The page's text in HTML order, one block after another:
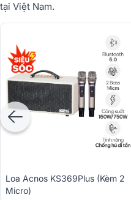
tại Việt Nam.
Loa Acnos KS369Plus (Kèm 2
Micro)